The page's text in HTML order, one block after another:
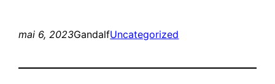
mai 6, 2023GandalfUncategorized